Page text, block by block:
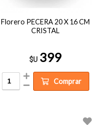
Florero PECERA 20 X 16 CM
CRISTAL
$U 399
Comprar